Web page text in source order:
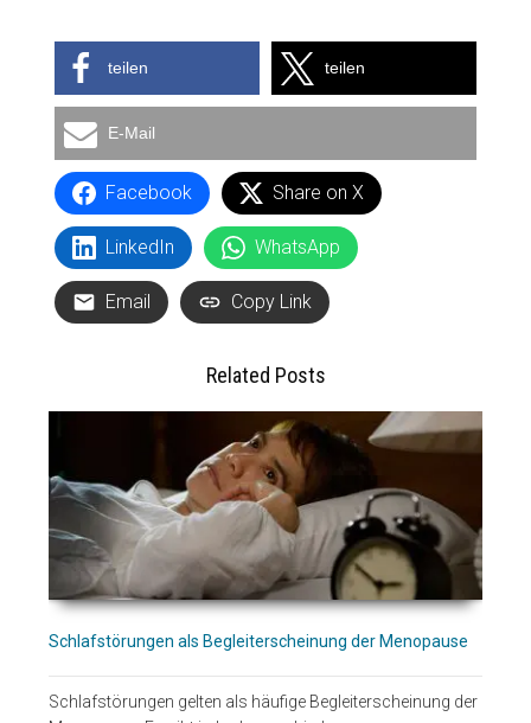
teilen teilen
E-Mail
Facebook Share on X
LinkedIn WhatsApp
Email Copy Link
Related Posts
Schlafstörungen als Begleiterscheinung der Menopause
Schlafstörungen gelten als häufige Begleiterscheinung der